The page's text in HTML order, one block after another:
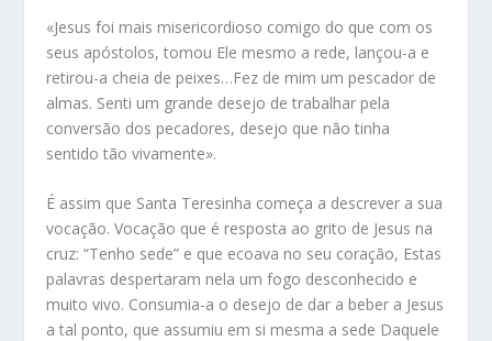
«Jesus foi mais misericordioso comigo do que com os
seus apóstolos, tomou Ele mesmo a rede, lançou-a e
retirou-a cheia de peixes…Fez de mim um pescador de
almas. Senti um grande desejo de trabalhar pela
conversão dos pecadores, desejo que não tinha
sentido tão vivamente».
É assim que Santa Teresinha começa a descrever a sua
vocação. Vocação que é resposta ao grito de Jesus na
cruz: “Tenho sede” e que ecoava no seu coração, Estas
palavras despertaram nela um fogo desconhecido e
muito vivo. Consumia-a o desejo de dar a beber a Jesus
a tal ponto, que assumiu em si mesma a sede Daquele